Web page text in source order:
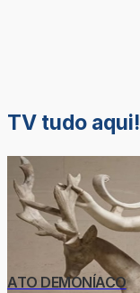
TV tudo aqui!
ATO DEMONÍACO